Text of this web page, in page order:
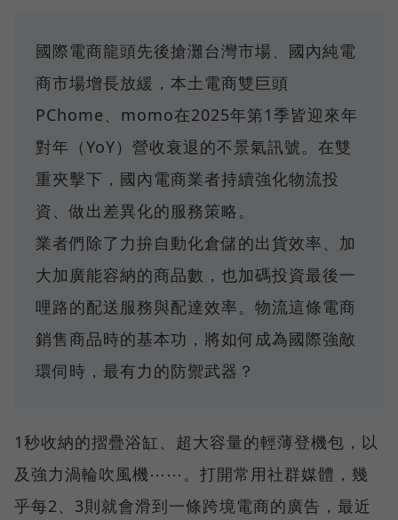
國際電商龍頭先後搶灘台灣市場、國內純電
商市場增長放緩，本土電商雙巨頭
PChome、momo在2025年第1季皆迎來年
對年（YoY）營收衰退的不景氣訊號。在雙
重夾擊下，國內電商業者持續強化物流投
資、做出差異化的服務策略。
業者們除了力拚自動化倉儲的出貨效率、加
大加廣能容納的商品數，也加碼投資最後一
哩路的配送服務與配達效率。物流這條電商
銷售商品時的基本功，將如何成為國際強敵
環伺時，最有力的防禦武器？
1秒收納的摺疊浴缸、超大容量的輕薄登機包，以
及強力渦輪吹風機⋯⋯。打開常用社群媒體，幾
乎每2、3則就會滑到一條跨境電商的廣告，最近